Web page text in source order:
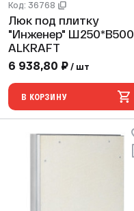
Код: 36768
Люк под плитку
"Инженер" Ш250*В500
ALKRAFT
6 938,80 ₽ / шт
В КОРЗИНУ